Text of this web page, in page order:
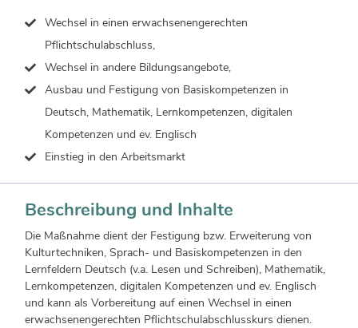
Wechsel in einen erwachsenengerechten
Pflichtschulabschluss,
Wechsel in andere Bildungsangebote,
Ausbau und Festigung von Basiskompetenzen in
Deutsch, Mathematik, Lernkompetenzen, digitalen
Kompetenzen und ev. Englisch
Einstieg in den Arbeitsmarkt
Beschreibung und Inhalte
Die Maßnahme dient der Festigung bzw. Erweiterung von
Kulturtechniken, Sprach- und Basiskompetenzen in den
Lernfeldern Deutsch (v.a. Lesen und Schreiben), Mathematik,
Lernkompetenzen, digitalen Kompetenzen und ev. Englisch
und kann als Vorbereitung auf einen Wechsel in einen
erwachsenengerechten Pflichtschulabschlusskurs dienen.